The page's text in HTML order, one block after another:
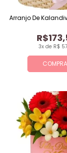
3x de R$
Arranjo De